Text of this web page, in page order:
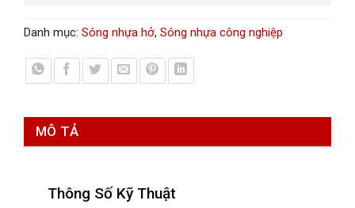
Danh mục: Sóng nhựa hở, Sóng nhựa công nghiệp
MÔ TẢ
Thông Số Kỹ Thuật